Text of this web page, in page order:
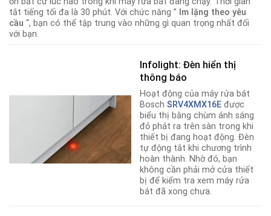
tắt tiếng tối đa là 30 phút. Với chức năng ” Im lặng theo yêu
cầu “, bạn có thể tập trung vào những gì quan trọng nhất đối
với bạn.
Infolight: Đèn hiển thị
thông báo
Hoạt động của máy rửa bát
BoschSRV4XMX16E được
biểu thị bằng chùm ánh sáng
đỏ phát ra trên sàn trong khi
thiết bị đang hoạt động. Đèn
tự động tắt khi chương trình
hoàn thành. Nhờ đó, bạn
không cần phải mở cửa thiết
bị để kiểm tra xem máy rửa
bát đã xong chưa.